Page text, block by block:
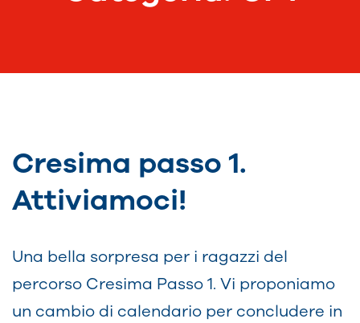
Cresima passo 1.
Attiviamoci!
Una bella sorpresa per i ragazzi del
percorso Cresima Passo 1. Vi proponiamo
un cambio di calendario per concludere in